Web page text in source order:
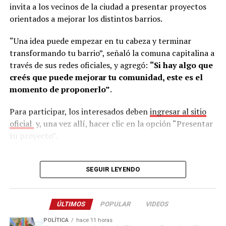
Según Abrazian, este sistema permite resolver uno de
los mayores problemas que enfrentan actualmente las
“Hoy es muy complejo. Cada vez que abrís una búsqueda,
sea presencial o digital, llegan muchísimos perfiles.
Muchas empresas no tienen un equipo de recursos
humanos y, aun teniéndolo, es muy difícil hacer frente a
esa cantidad de postulaciones”, señaló.
En ese contexto, afirmó que la Oficina de Empleo se
convierte en un aliado para simplificar el proceso.
función de la necesidad de la empresa. Así la tarea
resulta mucho más sencilla y ágil”, dijo a este medio el
director del área.
Y añadió: “Sabemos que hoy le está doliendo mucho a las
asesor legalWalter Duarte.
invita a los vecinos de la ciudad a presentar proyectos
orientados a mejorar los distintos barrios.
“Una idea puede empezar en tu cabeza y terminar
transformando tu barrio”, señaló la comuna capitalina a
través de sus redes oficiales, y agregó: “Si hay algo que
creés que puede mejorar tu comunidad, este es el
momento de proponerlo”.
Para participar, los interesados debeningresar al sitio
oficial y, una vez allí, hacer clic en la opción “Presentar
tu proyecto”.
plataforma MuniDigital, validando que corresponda a la
completar el formulario correspondiente antes de
enviar la propuesta.
SEGUIR LEYENDO
ÚLTIMOS POPULAR VIDEOS
POLÍTICA hace 11 horas